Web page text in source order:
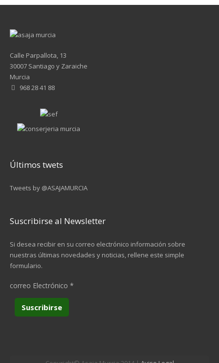
Calle Parpallota, 13
30007 Santiago y Zaraiche
Murcia
968 28 41 88
Últimos twets
Tweets by @ASAJAMURCIA
Suscribirse al Newsletter
Si desea recibir en su correo electrónico información sobre
nuestras últimas novedades y noticias, rellene este simple
formulario.
correo Electrónico *